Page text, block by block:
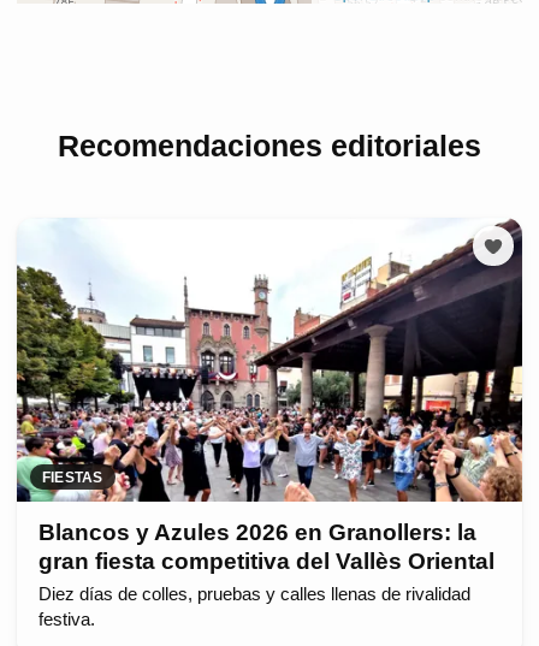
Recomendaciones editoriales
FIESTAS
Blancos y Azules 2026 en Granollers: la
gran fiesta competitiva del Vallès Oriental
Diez días de colles, pruebas y calles llenas de rivalidad
festiva.